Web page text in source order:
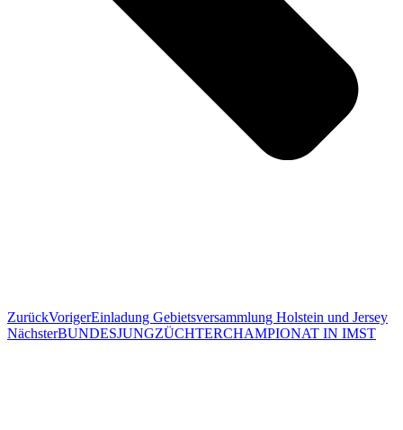
ZurückVorigerEinladung Gebietsversammlung Holstein und Jersey
NächsterBUNDESJUNGZÜCHTERCHAMPIONAT IN IMST